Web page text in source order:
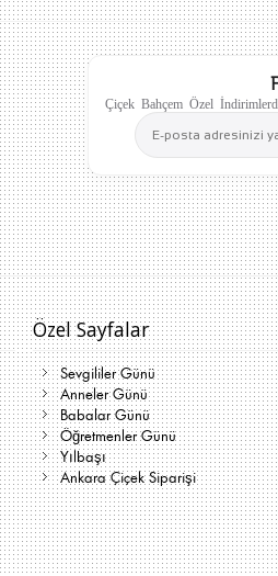
Çiçek Bahçem Özel
Özel Sayfalar
Sevgililer Günü
Anneler Günü
Babalar Günü
Öğretmenler Günü
Yılbaşı
Ankara Çiçek Siparişi